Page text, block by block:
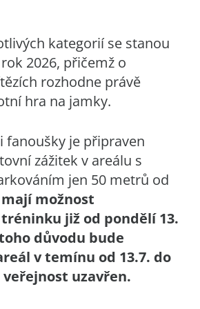
kategorií se stanou
2026, přičemž o
rozhodne právě
hra na jamky.
fanoušky je připraven
zážitek v areálu s
jen 50 metrů od
možnost
již od pondělí 13.
důvodu bude
v temínu od 13.7. do
veřejnost uzavřen.